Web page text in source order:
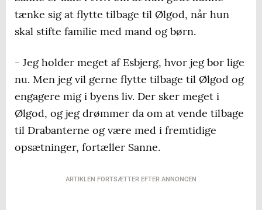
tænke sig at flytte tilbage til Ølgod, når hun
skal stifte familie med mand og børn.
- Jeg holder meget af Esbjerg, hvor jeg bor lige
nu. Men jeg vil gerne flytte tilbage til Ølgod og
engagere mig i byens liv. Der sker meget i
Ølgod, og jeg drømmer da om at vende tilbage
til Drabanterne og være med i fremtidige
opsætninger, fortæller Sanne.
ARTIKLEN FORTSÆTTER EFTER ANNONCEN